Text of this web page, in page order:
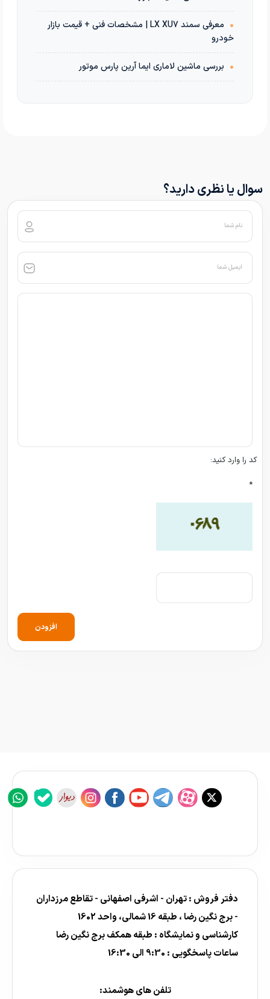
•
معرفی سمند LX XU7 | مشخصات فنی + قیمت بازار
خودرو
• بررسی ماشین لاماری ایما آرین پارس موتور
سوال یا نظری دارید؟
نام شما
ایمیل شما
کد را وارد کنید:
*
افزودن
دفتر فروش : تهران - اشرفی اصفهانی - تقاطع مرزداران
- برج نگین رضا ، طبقه 16 شمالی، واحد 1602
کارشناسی و نمایشگاه : طبقه همکف برج نگین رضا
ساعات پاسخگویی : 9:30 الی 16:30
تلفن های هوشمند: